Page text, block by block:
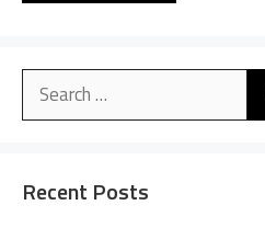
e
a
Search
Recent Posts